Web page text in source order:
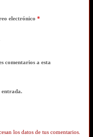
electrónico *
comentarios a esta
entrada.
los datos de tus comentarios.